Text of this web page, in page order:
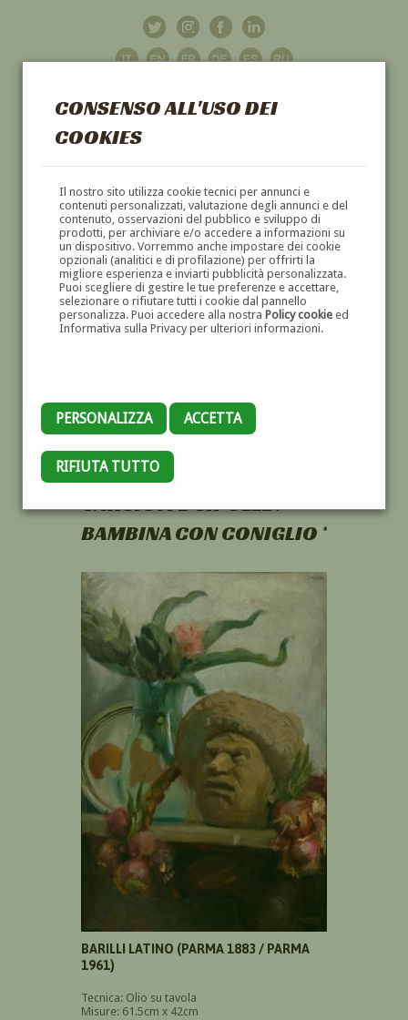
CONSENSO ALL'USO DEI
COOKIES
Il nostro sito utilizza cookie tecnici per annunci e
contenuti personalizzati, valutazione degli annunci e del
contenuto, osservazioni del pubblico e sviluppo di
prodotti, per archiviare e/o accedere a informazioni su
un dispositivo. Vorremmo anche impostare dei cookie
opzionali (analitici e di profilazione) per offrirti la
migliore esperienza e inviarti pubblicità personalizzata.
Puoi scegliere di gestire le tue preferenze e accettare,
selezionare o rifiutare tutti i cookie dal pannello
personalizza. Puoi accedere alla nostra Policy cookieed
Informativa sulla Privacy per ulteriori informazioni.
PERSONALIZZA ACCETTA
RIFIUTA TUTTO
GALLERIAD'ARTE
DIPINTI E SCULTURE '800 E '900
NATURA MORTA CON
CARCIOFI E CIPOLLE /
BAMBINA CON CONIGLIO *
BARILLI LATINO (PARMA 1883 / PARMA
1961)
Tecnica: Olio su tavola
Misure: 61.5cm x 42cm